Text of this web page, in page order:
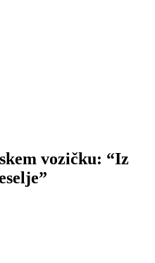
vozičku: “Iz